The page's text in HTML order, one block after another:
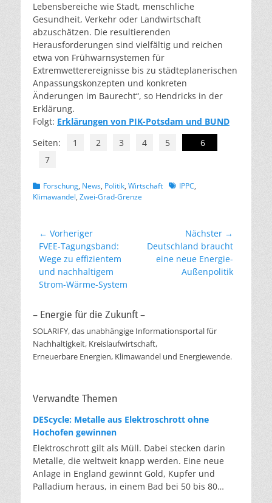
Lebensbereiche wie Stadt, menschliche
Gesundheit, Verkehr oder Landwirtschaft
abzuschätzen. Die resultierenden
Herausforderungen sind vielfältig und reichen
etwa von Frühwarnsystemen für
Extremwetterereignisse bis zu städteplanerischen
Anpassungskonzepten und konkreten
Änderungen im Baurecht“, so Hendricks in der
Erklärung.
Folgt: Erklärungen von PIK-Potsdam und BUND
Seiten:
1 2 3 4 5
6
7
Kategorien
Forschung, News, Politik, Wirtschaft Schlagworte
IPPC,
Klimawandel, Zwei-Grad-Grenze
Beitragsnavigation
← Vorheriger
Vorheriger
Beitrag:
FVEE-Tagungsband:
Wege zu effizientem
und nachhaltigem
Strom-Wärme-System
Nächster →
Nächster
Beitrag:
Deutschland braucht
eine neue Energie-
Außenpolitik
– Energie für die Zukunft –
SOLARIFY, das unabhängige Informationsportal für
Nachhaltigkeit, Kreislaufwirtschaft,
Erneuerbare Energien, Klimawandel und Energiewende.
Verwandte Themen
DEScycle: Metalle aus Elektroschrott ohne
Hochofen gewinnen
Elektroschrott gilt als Müll. Dabei stecken darin
Metalle, die weltweit knapp werden. Eine neue
Anlage in England gewinnt Gold, Kupfer und
Palladium heraus, in einem Bad bei 50 bis 80